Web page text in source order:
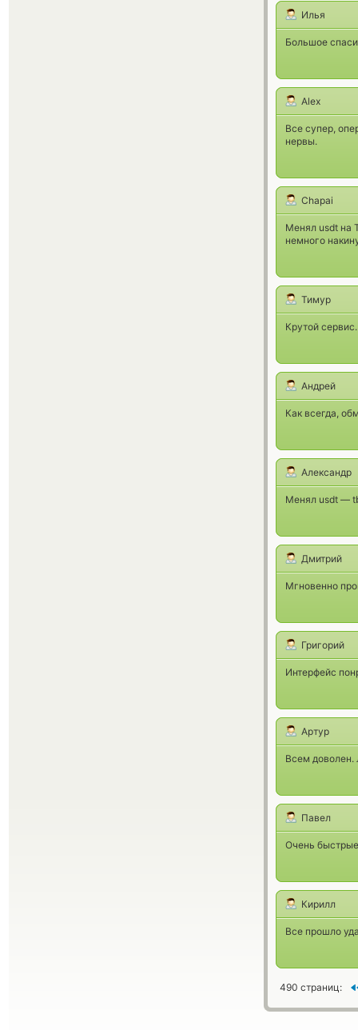
Илья
Большое
Alex
Все супер,
нервы.
Chapai
Менял usdt на
немного
Тимур
Крутой
Андрей
Как всегда,
Александр
Менял usdt —
Дмитрий
Мгновенно
Григорий
Интерфейс
Артур
Всем доволен.
Павел
Очень
Кирилл
Все прошло
490 страниц: